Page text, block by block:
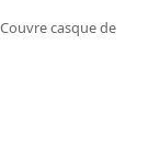
Couvre casque de